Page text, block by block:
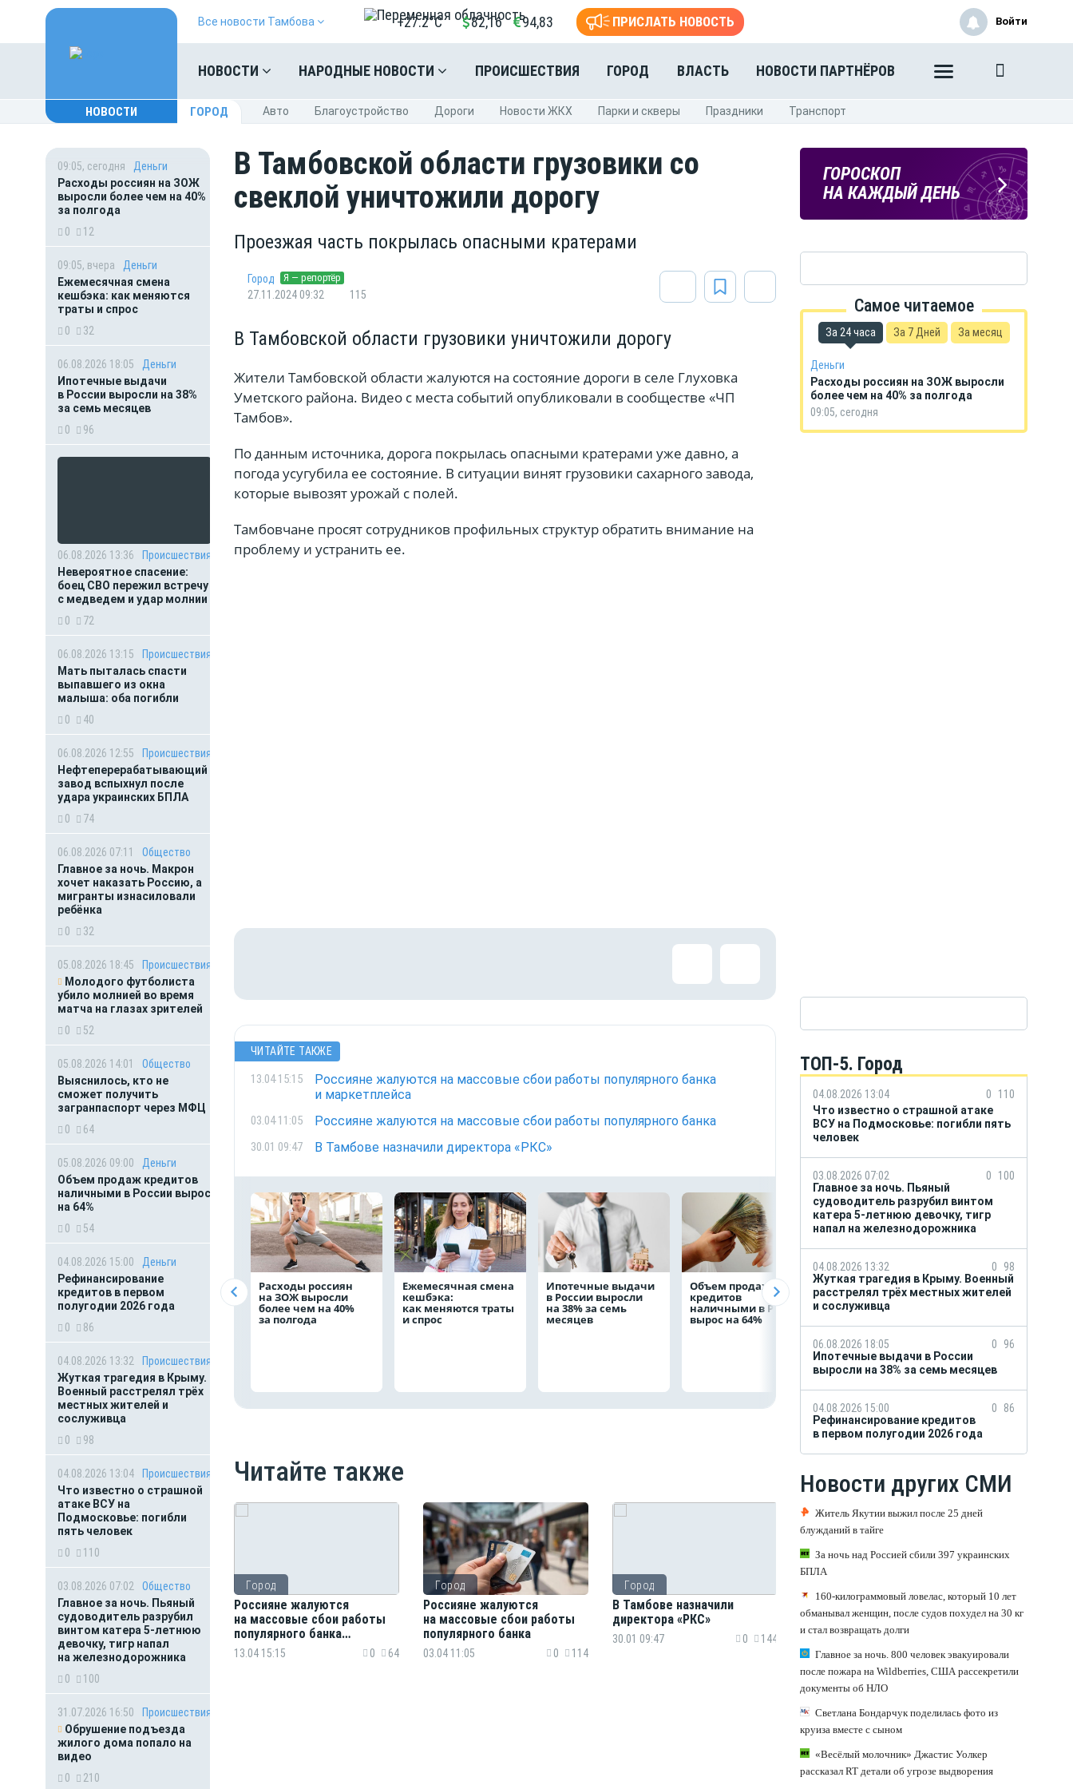
Все новости Тамбова +27.2°C 82,16 94,83 ПРИСЛАТЬ НОВОСТЬ
НОВОСТИ НАРОДНЫЕ НОВОСТИ ПРОИСШЕСТВИЯ ГОРОД ВЛАСТЬ НОВОСТИ ПАРТНЁРОВ
Войти
НОВОСТИ ГОРОД Авто Благоустройство Дороги Новости ЖКХ Парки и скверы Праздники Транспорт
09:05, сегодня
Деньги
Расходы россиян на ЗОЖ
выросли более чем на 40%
за полгода
0
12
09:05, вчера
Деньги
Ежемесячная смена
кешбэка: как меняются
траты и спрос
0
32
06.08.2026 18:05
Деньги
Ипотечные выдачи
в России выросли на 38%
за семь месяцев
0
96
06.08.2026 13:36
Происшествия
Невероятное спасение:
боец СВО пережил встречу
с медведем и удар молнии
0
72
06.08.2026 13:15
Происшествия
Мать пыталась спасти
выпавшего из окна
малыша: оба погибли
0
40
06.08.2026 12:55
Происшествия
Нефтеперерабатывающий
завод вспыхнул после
удара украинских БПЛА
0
74
06.08.2026 07:11
Общество
Главное за ночь. Макрон
хочет наказать Россию, а
мигранты изнасиловали
ребёнка
0
32
05.08.2026 18:45
Происшествия
Молодого футболиста
убило молнией во время
матча на глазах зрителей
0
52
05.08.2026 14:01
Общество
Выяснилось, кто не
сможет получить
загранпаспорт через МФЦ
0
64
05.08.2026 09:00
Деньги
Объем продаж кредитов
наличными в России вырос
на 64%
0
54
04.08.2026 15:00
Деньги
Рефинансирование
кредитов в первом
полугодии 2026 года
0
86
04.08.2026 13:32
Происшествия
Жуткая трагедия в Крыму.
Военный расстрелял трёх
местных жителей и
сослуживца
0
98
04.08.2026 13:04
Происшествия
Что известно о страшной
атаке ВСУ на
Подмосковье: погибли
пять человек
0
110
03.08.2026 07:02
Общество
Главное за ночь. Пьяный
судоводитель разрубил
винтом катера 5-летнюю
девочку, тигр напал
на железнодорожника
0
100
31.07.2026 16:50
Происшествия
Обрушение подъезда
жилого дома попало на
видео
0
210
В Тамбовской области грузовики со
свеклой уничтожили дорогу
Проезжая часть покрылась опасными кратерами
Город Я — репортёр
27.11.2024 09:32 115
В Тамбовской области грузовики уничтожили дорогу
Жители Тамбовской области жалуются на состояние дороги в селе Глуховка
Уметского района. Видео с места событий опубликовали в сообществе «ЧП
Тамбов».
По данным источника, дорога покрылась опасными кратерами уже давно, а
погода усугубила ее состояние. В ситуации винят грузовики сахарного завода,
которые вывозят урожай с полей.
Тамбовчане просят сотрудников профильных структур обратить внимание на
проблему и устранить ее.
ЧИТАЙТЕ ТАКЖЕ
13.04 15:15
Россияне жалуются на массовые сбои работы популярного банка
и маркетплейса
03.04 11:05 Россияне жалуются на массовые сбои работы популярного банка
30.01 09:47 В Тамбове назначили директора «РКС»
Расходы россиян
на ЗОЖ выросли
более чем на 40%
за полгода
Ежемесячная смена
кешбэка:
как меняются траты
и спрос
Ипотечные выдачи
в России выросли
на 38% за семь
месяцев
Объем продаж
кредитов
наличными в России
вырос на 64%
Рефинансирование
кредитов в первом
полугодии 2026 года
ВТБ предоставит
млрд рублей
комплексов
Читайте также
Город
Россияне жалуются
на массовые сбои работы
популярного банка
и маркетплейса
13.04 15:15 0 64
Город
Россияне жалуются
на массовые сбои работы
популярного банка
03.04 11:05 0 114
Город
В Тамбове назначили
директора «РКС»
30.01 09:47 0 144
ПОГОДА
В ТАМБОВЕ
ГОРОСКОП
НА КАЖДЫЙ ДЕНЬ
Самое читаемое
За 24 часа За 7 Дней За месяц
Деньги
Расходы россиян на ЗОЖ выросли
более чем на 40% за полгода
09:05, сегодня
ТОП-5. Город
04.08.2026 13:04 0
110
Что известно о страшной атаке
ВСУ на Подмосковье: погибли пять
человек
03.08.2026 07:02 0
100
Главное за ночь. Пьяный
судоводитель разрубил винтом
катера 5-летнюю девочку, тигр
напал на железнодорожника
04.08.2026 13:32 0
98
Жуткая трагедия в Крыму. Военный
расстрелял трёх местных жителей
и сослуживца
06.08.2026 18:05 0
96
Ипотечные выдачи в России
выросли на 38% за семь месяцев
04.08.2026 15:00 0
86
Рефинансирование кредитов
в первом полугодии 2026 года
Новости других СМИ
Житель Якутии выжил после 25 дней
блужданий в тайге
За ночь над Россией сбили 397 украинских
БПЛА
160-килограммовый ловелас, который 10 лет
обманывал женщин, после судов похудел на 30 кг
и стал возвращать долги
Главное за ночь. 800 человек эвакуировали
после пожара на Wildberries, США рассекретили
документы об НЛО
Светлана Бондарчук поделилась фото из
круиза вместе с сыном
«Весёлый молочник» Джастис Уолкер
рассказал RT детали об угрозе выдворения